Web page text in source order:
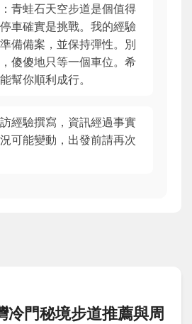
青蛙石天空步道是個值得
車確實是挑戰。我的經驗
備備案，並保持彈性。別
傻傻地只等一個車位。希
幫你順利成行。
經驗撰寫，資訊經過事實
可能變動，出發前請再次
冷門秘境步道推薦與周